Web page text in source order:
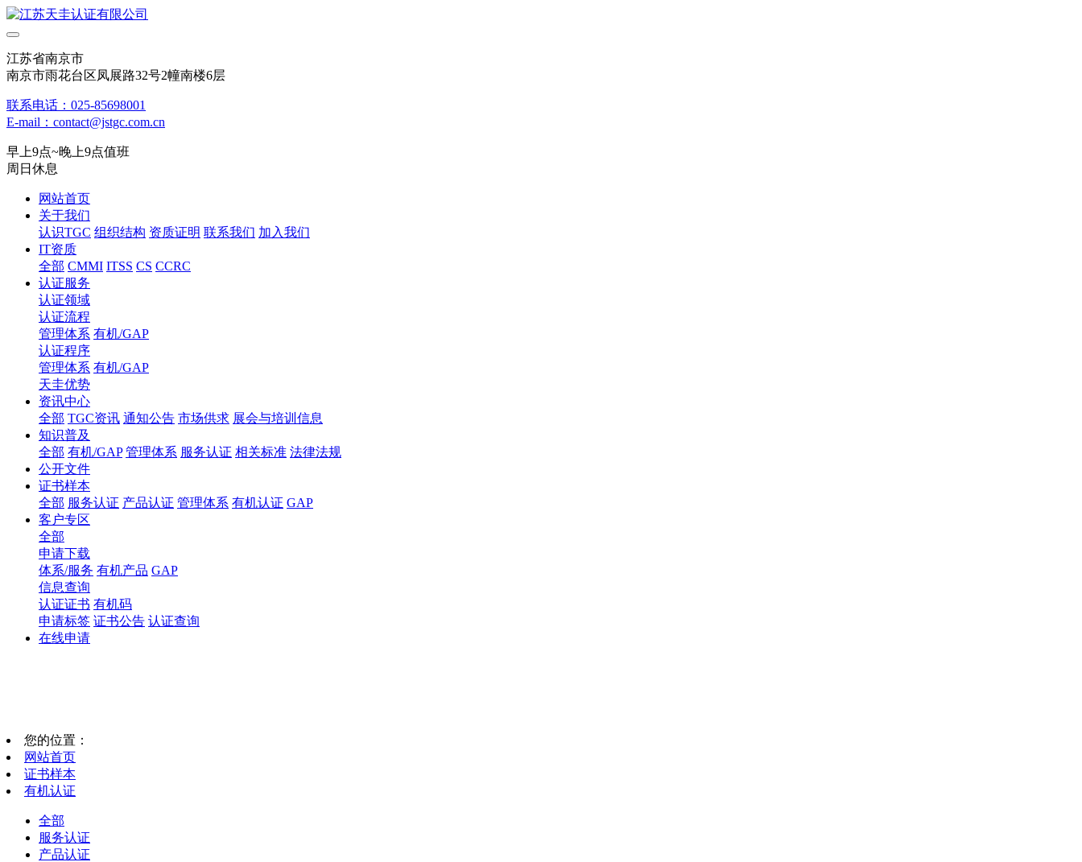
江苏省南京市
南京市雨花台区凤展路32号2幢南楼6层
联系电话：025-85698001
E-mail：contact@jstgc.com.cn
早上9点~晚上9点值班
周日休息
网站首页
关于我们
认识TGC 组织结构 资质证明 联系我们 加入我们
IT资质
全部 CMMI ITSS CS CCRC
认证服务
认证领域
认证流程
管理体系 有机/GAP
认证程序
管理体系 有机/GAP
天圭优势
资讯中心
全部 TGC资讯 通知公告 市场供求 展会与培训信息
知识普及
全部 有机/GAP 管理体系 服务认证 相关标准 法律法规
公开文件
证书样本
全部 服务认证 产品认证 管理体系 有机认证 GAP
客户专区
全部
申请下载
体系/服务 有机产品 GAP
信息查询
认证证书 有机码
申请标签 证书公告 认证查询
在线申请
您的位置：
网站首页
证书样本
有机认证
全部
服务认证
产品认证